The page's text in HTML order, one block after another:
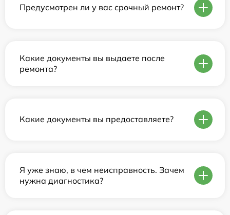
Предусмотрен ли у вас срочный ремонт?
Какие документы вы выдаете после
ремонта?
Какие документы вы предоставляете?
Я уже знаю, в чем неисправность. Зачем
нужна диагностика?